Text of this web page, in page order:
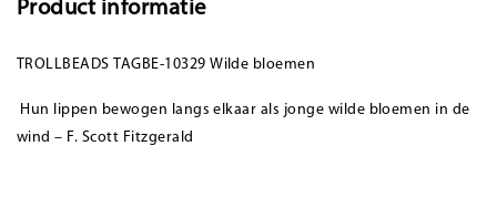
Product informatie
TROLLBEADS TAGBE-10329 Wilde bloemen
Hun lippen bewogen langs elkaar als jonge wilde bloemen in de
wind – F. Scott Fitzgerald